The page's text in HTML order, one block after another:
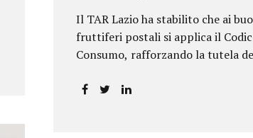
Il TAR Lazio ha stabilito che ai
fruttiferi postali si applica il
Consumo, rafforzando la tutela
possibilità di ottenere risarcimenti